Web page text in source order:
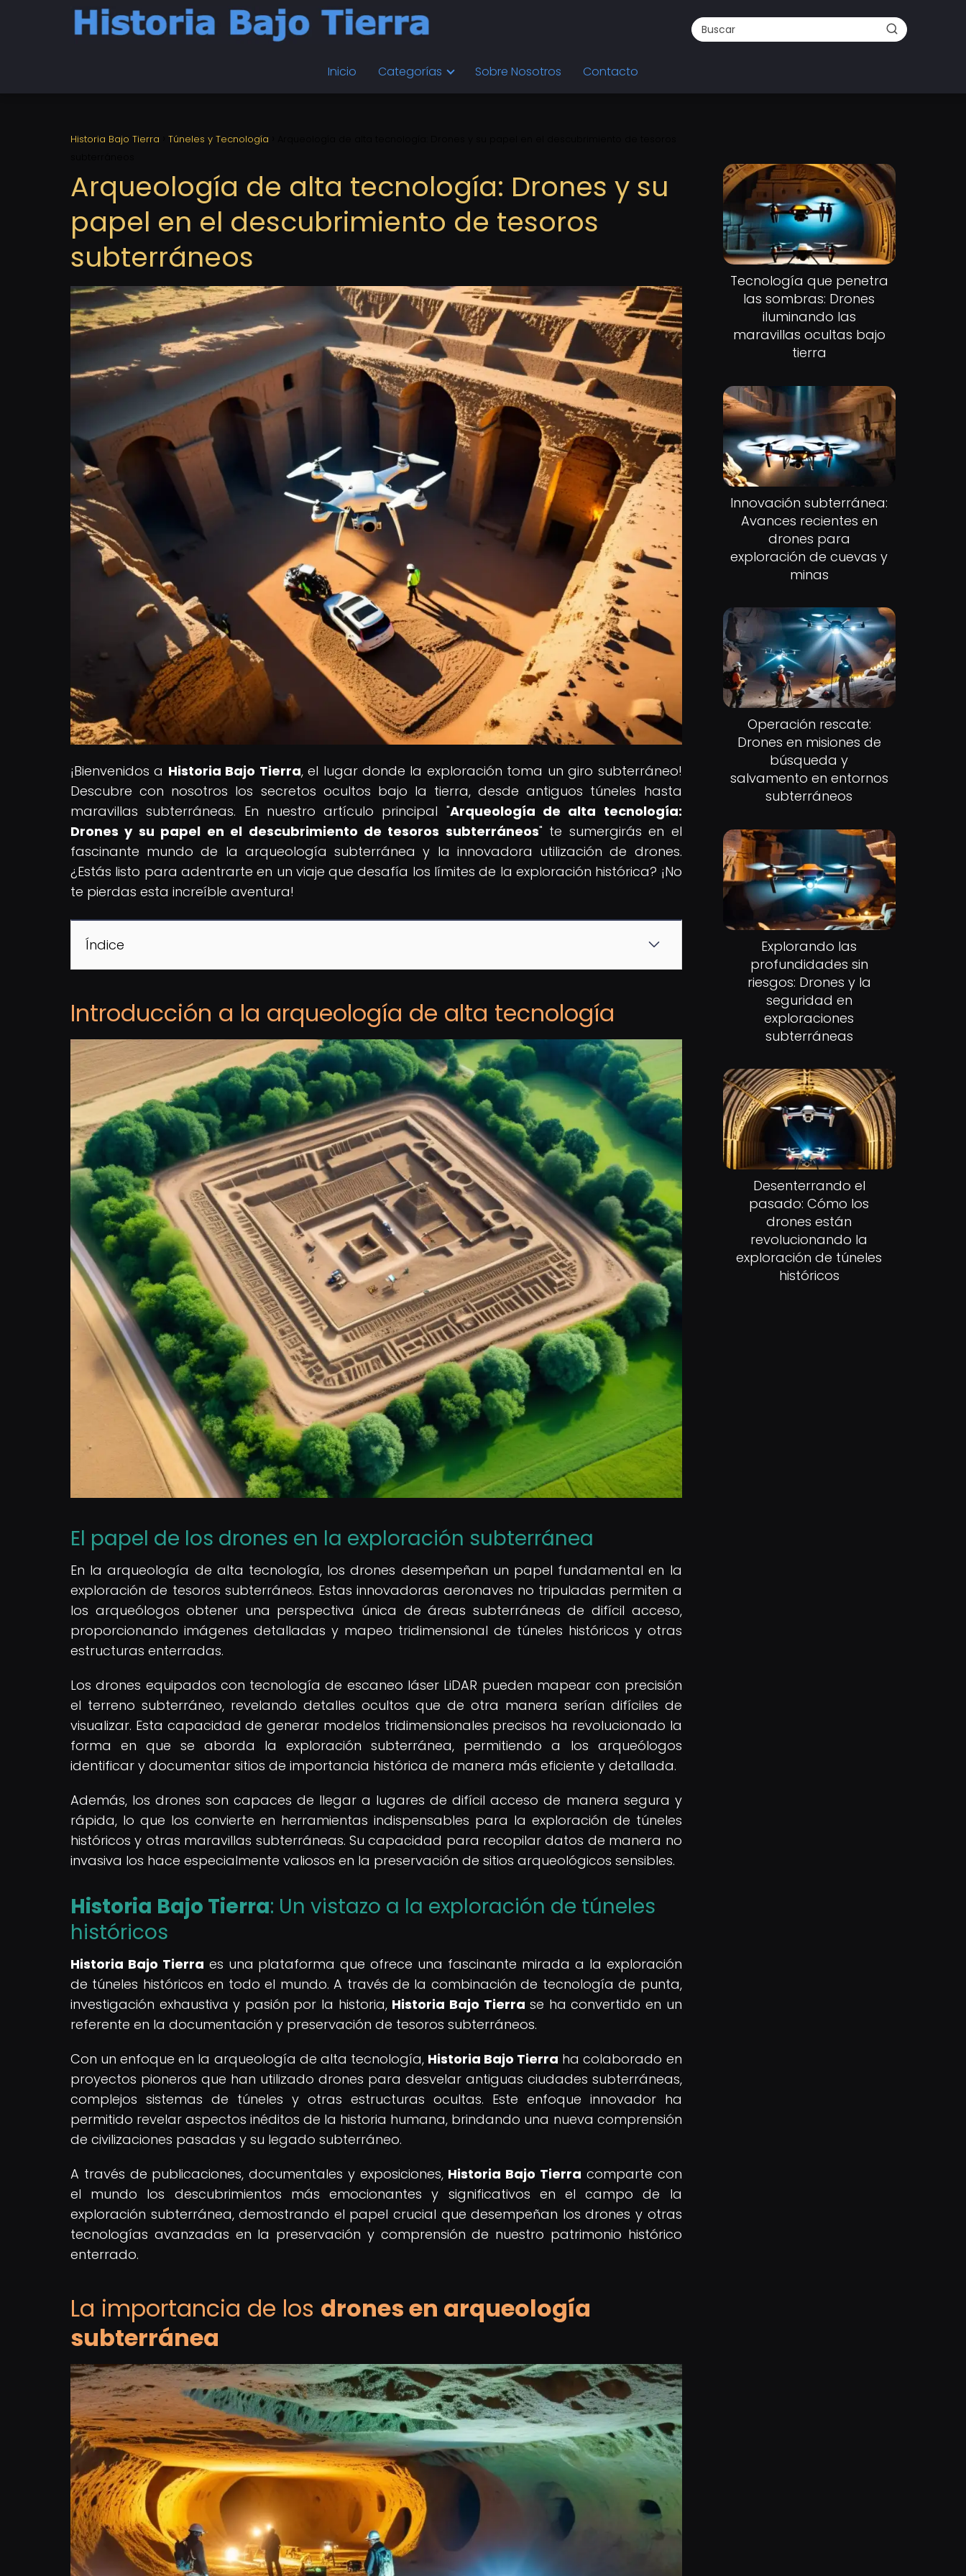
Inicio Categorías Sobre Nosotros Contacto
Historia Bajo Tierra Túneles y Tecnología
Arqueología de alta tecnología: Drones y su
papel en el descubrimiento de tesoros
subterráneos
¡Bienvenidos a Historia Bajo Tierra, el lugar donde la exploración toma un giro subterráneo!
Descubre con nosotros los secretos ocultos bajo la tierra, desde antiguos túneles hasta
maravillas subterráneas. En nuestro artículo principal "Arqueología de alta tecnología:
Drones y su papel en el descubrimiento de tesoros subterráneos" te sumergirás en el
fascinante mundo de la arqueología subterránea y la innovadora utilización de drones.
¿Estás listo para adentrarte en un viaje que desafía los límites de la exploración histórica? ¡No
te pierdas esta increíble aventura!
Índice
Introducción a la arqueología de alta tecnología
El papel de los drones en la exploración subterránea
En la arqueología de alta tecnología, los drones desempeñan un papel fundamental en la
exploración de tesoros subterráneos. Estas innovadoras aeronaves no tripuladas permiten a
los arqueólogos obtener una perspectiva única de áreas subterráneas de difícil acceso,
proporcionando imágenes detalladas y mapeo tridimensional de túneles históricos y otras
estructuras enterradas.
Los drones equipados con tecnología de escaneo láser LiDAR pueden mapear con precisión
el terreno subterráneo, revelando detalles ocultos que de otra manera serían difíciles de
visualizar. Esta capacidad de generar modelos tridimensionales precisos ha revolucionado la
forma en que se aborda la exploración subterránea, permitiendo a los arqueólogos
identificar y documentar sitios de importancia histórica de manera más eficiente y detallada.
Además, los drones son capaces de llegar a lugares de difícil acceso de manera segura y
rápida, lo que los convierte en herramientas indispensables para la exploración de túneles
históricos y otras maravillas subterráneas. Su capacidad para recopilar datos de manera no
invasiva los hace especialmente valiosos en la preservación de sitios arqueológicos sensibles.
Historia Bajo Tierra: Un vistazo a la exploración de túneles
históricos
Historia Bajo Tierra es una plataforma que ofrece una fascinante mirada a la exploración
de túneles históricos en todo el mundo. A través de la combinación de tecnología de punta,
investigación exhaustiva y pasión por la historia, Historia Bajo Tierra se ha convertido en un
referente en la documentación y preservación de tesoros subterráneos.
Con un enfoque en la arqueología de alta tecnología, Historia Bajo Tierra ha colaborado en
proyectos pioneros que han utilizado drones para desvelar antiguas ciudades subterráneas,
complejos sistemas de túneles y otras estructuras ocultas. Este enfoque innovador ha
permitido revelar aspectos inéditos de la historia humana, brindando una nueva comprensión
de civilizaciones pasadas y su legado subterráneo.
A través de publicaciones, documentales y exposiciones, Historia Bajo Tierra comparte con
el mundo los descubrimientos más emocionantes y significativos en el campo de la
exploración subterránea, demostrando el papel crucial que desempeñan los drones y otras
tecnologías avanzadas en la preservación y comprensión de nuestro patrimonio histórico
enterrado.
La importancia de los drones en arqueología
subterránea
Tecnología que penetra
las sombras: Drones
iluminando las
maravillas ocultas bajo
tierra
Innovación subterránea:
Avances recientes en
drones para
exploración de cuevas y
minas
Operación rescate:
Drones en misiones de
búsqueda y
salvamento en entornos
subterráneos
Explorando las
profundidades sin
riesgos: Drones y la
seguridad en
exploraciones
subterráneas
Desenterrando el
pasado: Cómo los
drones están
revolucionando la
exploración de túneles
históricos